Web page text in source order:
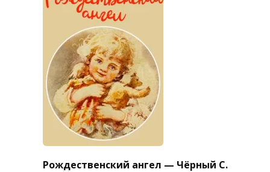
Рождественский ангел — Чёрный С.